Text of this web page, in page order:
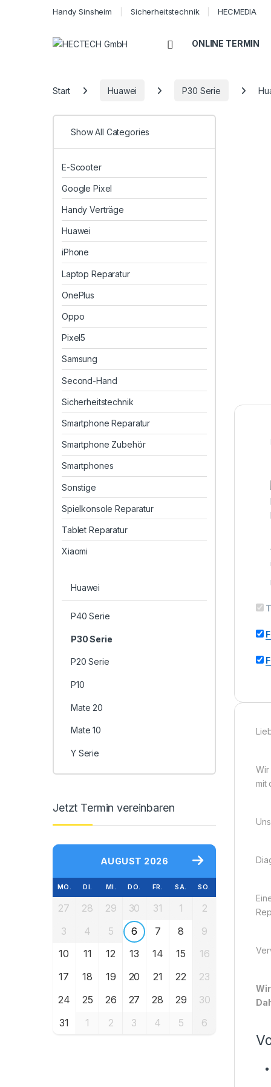
Handy Sinsheim Sicherheitstechnik HECMEDIA
Open ONLINE TERMIN
Start Huawei P30 Serie
Wir
mit
Show All Categories
E-Scooter
Google Pixel
Handy Verträge
Huawei
iPhone
Laptop Reparatur
OnePlus
Oppo
Pixel5
Samsung
Second-Hand
Sicherheitstechnik
Smartphone Reparatur
Smartphone Zubehör
Smartphones
Sonstige
Spielkonsole Reparatur
Tablet Reparatur
Xiaomi
Huawei
P40 Serie
P30 Serie
P20 Serie
P10
Mate 20
Mate 10
Y Serie
Jetzt Termin vereinbaren
AUGUST 2026
MO. DI. MI. DO. FR. SA. SO.
27 28 29 30 31 1
2
3
4 5 6 7 8
9
10
11 12 13 14 15
16
17
18 19 20 21 22
23
24
25 26 27 28 29
30
31
1 2 3 4 5 6